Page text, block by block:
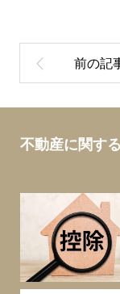
不動産に関す